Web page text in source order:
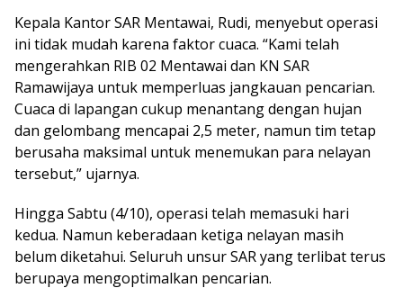
Kepala Kantor SAR Mentawai, Rudi, menyebut operasi
ini tidak mudah karena faktor cuaca. “Kami telah
mengerahkan RIB 02 Mentawai dan KN SAR
Ramawijaya untuk memperluas jangkauan pencarian.
Cuaca di lapangan cukup menantang dengan hujan
dan gelombang mencapai 2,5 meter, namun tim tetap
berusaha maksimal untuk menemukan para nelayan
tersebut,” ujarnya.
Hingga Sabtu (4/10), operasi telah memasuki hari
kedua. Namun keberadaan ketiga nelayan masih
belum diketahui. Seluruh unsur SAR yang terlibat terus
berupaya mengoptimalkan pencarian.